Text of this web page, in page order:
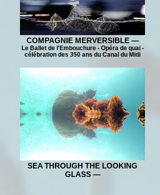
COMPAGNIE MERVERSIBLE —
Le Ballet de l'Embouchure - Opéra de quai -
célébration des 350 ans du Canal du Midi
SEA THROUGH THE LOOKING
GLASS —